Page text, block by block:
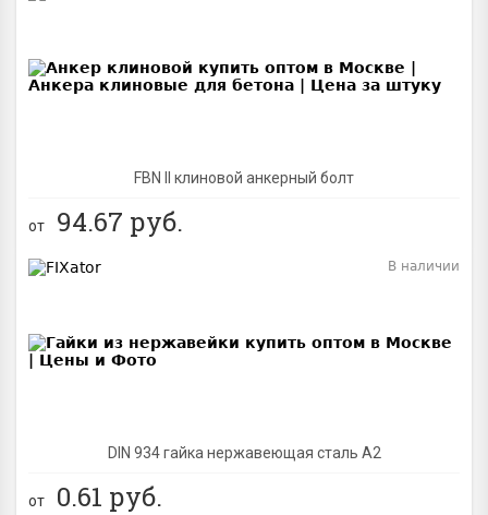
FBN II клиновой анкерный болт
от 94.67 руб.
DIN 934 гайка нержавеющая сталь A2
В наличии
от 0.61 руб.